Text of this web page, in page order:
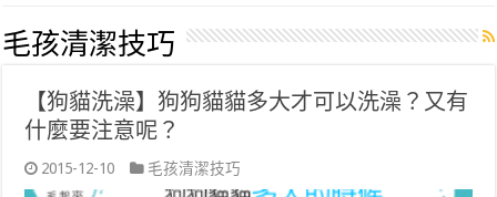
毛孩清潔技巧
【狗貓洗澡】狗狗貓貓多大才可以洗澡？又有
什麼要注意呢？
2015-12-10 毛孩清潔技巧